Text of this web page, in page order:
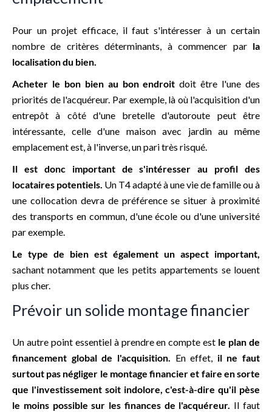
Pour un projet efficace, il faut s'intéresser à un certain
nombre de critères déterminants, à commencer par la
localisation du bien.
Acheter le bon bien au bon endroit doit être l'une des
priorités de l'acquéreur. Par exemple, là où l'acquisition d'un
entrepôt à côté d'une bretelle d'autoroute peut être
intéressante, celle d'une maison avec jardin au même
emplacement est, à l'inverse, un pari très risqué.
Il est donc important de s'intéresser au profil des
locataires potentiels. Un T4 adapté à une vie de famille ou à
une collocation devra de préférence se situer à proximité
des transports en commun, d'une école ou d'une université
par exemple.
Le type de bien est également un aspect important,
sachant notamment que les petits appartements se louent
plus cher.
Prévoir un solide montage financier
Un autre point essentiel à prendre en compte est le plan de
financement global de l'acquisition. En effet, il ne faut
surtout pas négliger le montage financier et faire en sorte
que l'investissement soit indolore, c'est-à-dire qu'il pèse
le moins possible sur les finances de l'acquéreur. Il faut